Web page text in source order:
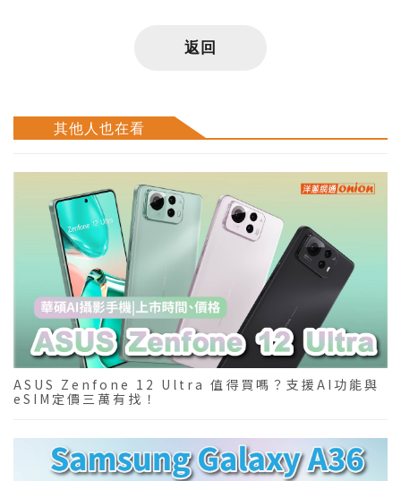
返回
其他人也在看
ASUS Zenfone 12 Ultra 值得買嗎？支援AI功能與
eSIM定價三萬有找！